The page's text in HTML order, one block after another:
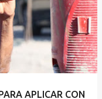
APLICAR CON